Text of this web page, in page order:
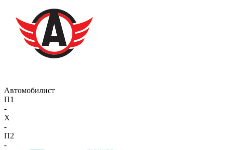
Автомобилист
П1
-
X
-
П2
-